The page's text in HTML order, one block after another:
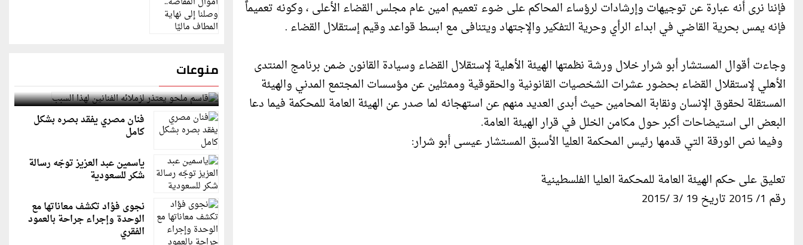
فإننا نرى أنه عبارة عن توجيهات وإرشادات لرؤساء المحاكم على ضوء تعميم امين عام مجلس القضاء الأعلى ، وكونه تعميماً
فإنه يمس بحرية القاضي في ابداء الرأي وحرية التفكير والإجتهاد ويتنافى مع ابسط قواعد وقيم إستقلال القضاء .
وجاءت أقوال المستشار أبو شرار خلال ورشة نظمتها الهيئة الأهلية لإستقلال القضاء وسيادة القانون ضمن برنامج المنتدى
الأهلي لإستقلال القضاء بحضور عشرات الشخصيات القانونية والحقوقية وممثلين عن مؤسسات المجتمع المدني والهيئة
المستقلة لحقوق الإنسان ونقابة المحامين حيث أبدى العديد منهم عن استهجانه لما صدر عن الهيئة العامة للمحكمة فيما دعا
البعض الى استيضاحات أكبر حول مكامن الخلل في قرار الهيئة العامة.
وفيما نص الورقة التي قدمها رئيس المحكمة العليا الأسبق المستشار عيسى أبو شرار:
تعليق على حكم الهيئة العامة للمحكمة العليا الفلسطينية
رقم 1/ 2015 تاريخ 19 /3 /2015
منوعات
قاسم ملحو يعتذر لزملائه الفنانين لهذا السبب
فنان مصري يفقد بصره بشكل
كامل
ياسمين عبد العزيز توجّه رسالة
شكر للسعودية
نجوى فؤاد تكشف معاناتها مع
الوحدة وإجراء جراحة بالعمود
الفقري